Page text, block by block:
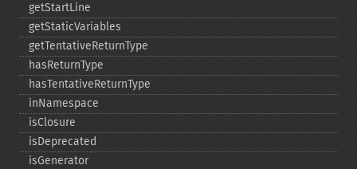
getStartLine
getStaticVariables
getTentativeReturnType
hasReturnType
hasTentativeReturnType
inNamespace
isClosure
isDeprecated
isGenerator